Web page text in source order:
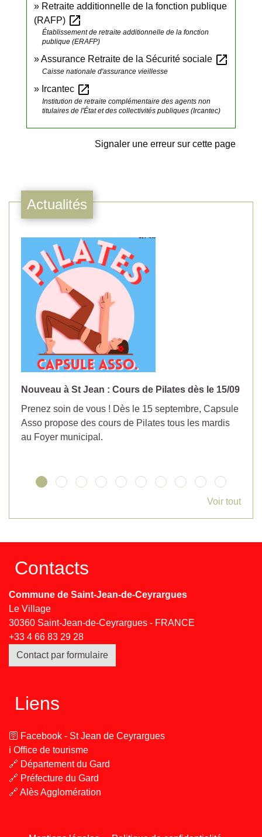
Retraite additionnelle de la fonction publique
(RAFP) open_in_new
Établissement de retraite additionnelle de la fonction
publique (ERAFP)
Assurance Retraite de la Sécurité sociale open_in_new
Caisse nationale d'assurance vieillesse
Ircantec open_in_new
Institution de retraite complémentaire des agents non
titulaires de l'État et des collectivités publiques (Ircantec)
Signaler une erreur sur cette page
Actualités
Nouveau à St Jean : Cours de Pilates dès le 15/09
Prenez soin de vous ! Dès le 15 septembre, Capsule
Asso propose des cours de Pilates tous les mardis
au Foyer municipal.
Voir tout
Contacts
Commune de Saint-Jean-de-Ceyrargues
Le Village
30360 Saint-Jean-de-Ceyrargues - FRANCE
+33 4 66 83 29 28
Contact par formulaire
Liens
🛜 Facebook - St Jean de Ceyrargues
ℹ️ Office de tourisme
🔗 Département du Gard
🔗 Préfecture du Gard
🔗 Alès Agglomération